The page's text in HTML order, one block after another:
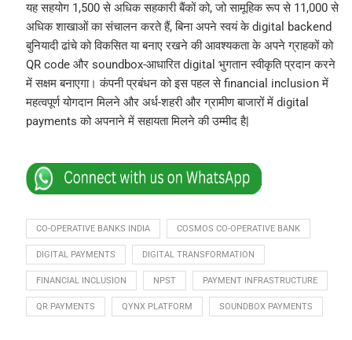
यह सहयोग 1,500 से अधिक सहकारी बैंकों को, जो सामूहिक रूप से 11,000 से
अधिक शाखाओं का संचालन करते हैं, बिना अपने स्वयं के digital backend
बुनियादी ढांचे को विकसित या बनाए रखने की आवश्यकता के अपने ग्राहकों को
QR code और soundbox-आधारित digital भुगतान स्वीकृति प्रदान करने
में सक्षम बनाएगा। कंपनी प्रबंधन को इस पहल से financial inclusion में
महत्वपूर्ण योगदान मिलने और अर्ध-शहरी और ग्रामीण बाजारों में digital
payments को अपनाने में सहायता मिलने की उम्मीद है|
CO-OPERATIVE BANKS INDIA COSMOS CO-OPERATIVE BANK
DIGITAL PAYMENTS DIGITAL TRANSFORMATION
FINANCIAL INCLUSION NPST PAYMENT INFRASTRUCTURE
QR PAYMENTS QYNX PLATFORM SOUNDBOX PAYMENTS